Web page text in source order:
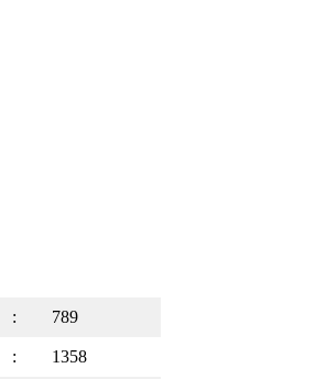
: 789
: 1358